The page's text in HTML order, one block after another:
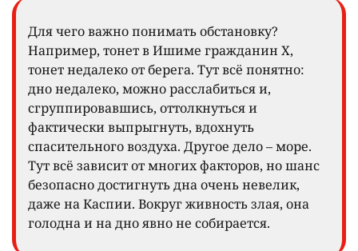
Для чего важно понимать обстановку?
Например, тонет в Ишиме гражданин Х,
тонет недалеко от берега. Тут всё понятно:
дно недалеко, можно расслабиться и,
сгруппировавшись, оттолкнуться и
фактически выпрыгнуть, вдохнуть
спасительного воздуха. Другое дело – море.
Тут всё зависит от многих факторов, но шанс
безопасно достигнуть дна очень невелик,
даже на Каспии. Вокруг живность злая, она
голодна и на дно явно не собирается.